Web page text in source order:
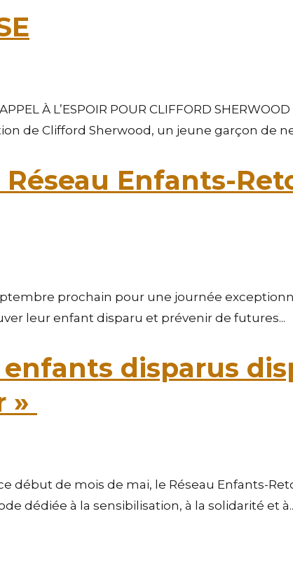
À L’ESPOIR POUR CLIFFORD
de Clifford Sherwood, un jeune garçon de
Réseau Enfants-
prochain pour une journée
leur enfant disparu et prévenir de futures...
disparus
»
début de mois de mai, le Réseau Enfants-
dédiée à la sensibilisation, à la solidarité et